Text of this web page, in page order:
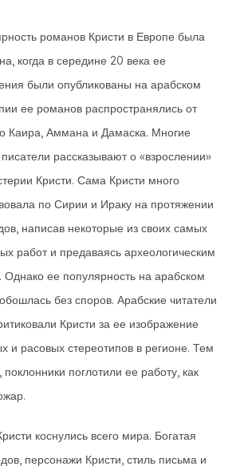
романов Кристи в Европе была
когда в середине 20 века ее
были опубликованы на арабском
ее романов распространялись от
Каира, Аммана и Дамаска. Многие
рассказывают о «взрослении»
Кристи. Сама Кристи много
по Сирии и Ираку на протяжении
написав некоторые из своих самых
работ и предаваясь археологическим
Однако ее популярность на арабском
без споров. Арабские читатели
Кристи за ее изображение
и расовых стереотипов в регионе. Тем
поглотили ее работу, как
коснулись всего мира. Богатая
персонажи Кристи, стиль письма и